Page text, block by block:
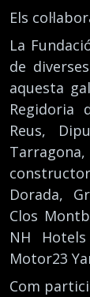
Els
La
de
aquesta
Regidoria
Reus,
Dorada,
Clos
NH
Motor23
Com